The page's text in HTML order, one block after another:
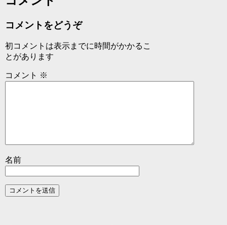
コメントをどうぞ
初コメントは表示までに時間がかかるこ
とがあります
コメント ※
名前